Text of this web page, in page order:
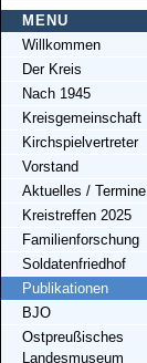
MENU
Willkommen
Der Kreis
Nach 1945
Kreisgemeinschaft
Kirchspielvertreter
Vorstand
Aktuelles / Termine
Kreistreffen 2025
Familienforschung
Soldatenfriedhof
Publikationen
BJO
Ostpreußisches
Landesmuseum